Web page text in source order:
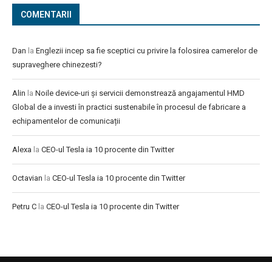
COMENTARII
Dan la Englezii incep sa fie sceptici cu privire la folosirea camerelor de
supraveghere chinezesti?
Alin la Noile device-uri și servicii demonstrează angajamentul HMD
Global de a investi în practici sustenabile în procesul de fabricare a
echipamentelor de comunicații
Alexa la CEO-ul Tesla ia 10 procente din Twitter
Octavian la CEO-ul Tesla ia 10 procente din Twitter
Petru C la CEO-ul Tesla ia 10 procente din Twitter